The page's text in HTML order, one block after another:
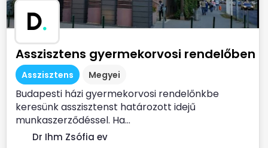
D.
Asszisztens gyermekorvosi rendelőben
Asszisztens Megyei
Budapesti házi gyermekorvosi rendelőnkbe
keresünk asszisztenst határozott idejű
munkaszerződéssel. Ha...
Dr Ihm Zsófia ev